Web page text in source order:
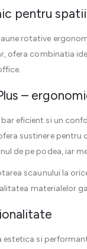
pentru
rotative
ofera combinatia
–
eficient si un
sustinere
de pe podea, iar
scaunului la
materialelor
estetica si